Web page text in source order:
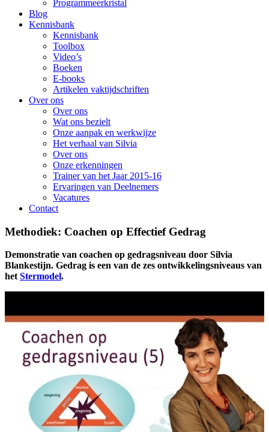
Programmeerkristal
Blog
Kennisbank
Kennisbank
Toolbox
Video’s
Boeken
E-books
Artikelen vaktijdschriften
Over ons
Over ons
Wat ons bezielt
Onze aanpak en werkwijze
Het verhaal van Silvia
Over ons
Onze erkenningen
Trainer van het Jaar 2015-16
Ervaringen van Deelnemers
Vacatures
Contact
Methodiek: Coachen op Effectief Gedrag
Demonstratie van coachen op gedragsniveau door Silvia
Blankestijn. Gedrag is een van de zes ontwikkelingsniveaus van
hetStermodel.